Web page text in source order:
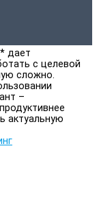
дает
с целевой
сложно.
–
актуальную